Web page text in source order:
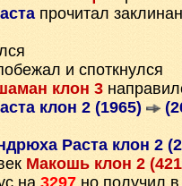
прочитал
и споткнулся
клон 3
клон 2 (1965)
Раста клон 2
Макошь клон 2
на 3297 но получил